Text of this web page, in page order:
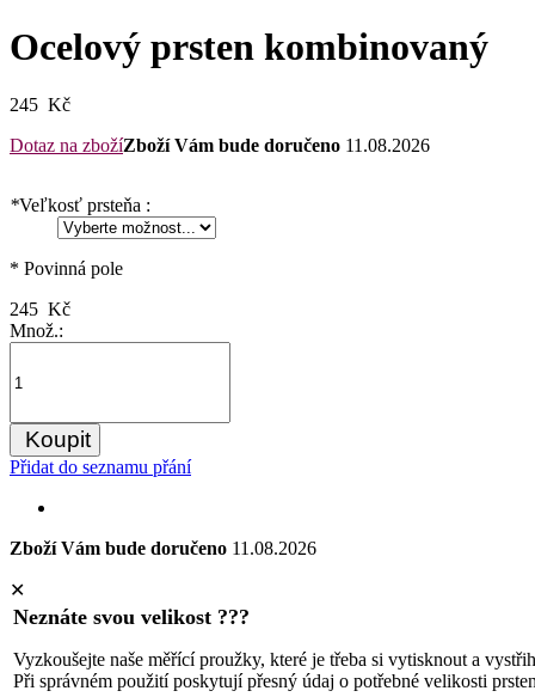
Ocelový prsten kombinovaný
245 Kč
Dotaz na zbožíZboží Vám bude doručeno 11.08.2026
*Veľkosť prsteňa :
* Povinná pole
245 Kč
Množ.:
Koupit
Přidat do seznamu přání
Zboží Vám bude doručeno 11.08.2026
✕
Neznáte svou velikost ???
Vyzkoušejte naše měřící proužky, které je třeba si vytisknout a
Při správném použití poskytují přesný údaj o potřebné velikosti